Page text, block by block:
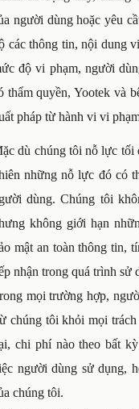
người dùng hoặc yêu
các thông tin, nội dung
độ vi phạm, người
thẩm quyền, Yootek và
pháp từ hành vi vi
dù chúng tôi nỗ lực tối
những nỗ lực đó có
dùng. Chúng tôi
không giới hạn
mật an toàn thông tin,
nhận trong quá trình sử
mọi trường hợp,
chúng tôi khỏi mọi
chi phí nào theo bất
người dùng sử dụng,
chúng tôi.